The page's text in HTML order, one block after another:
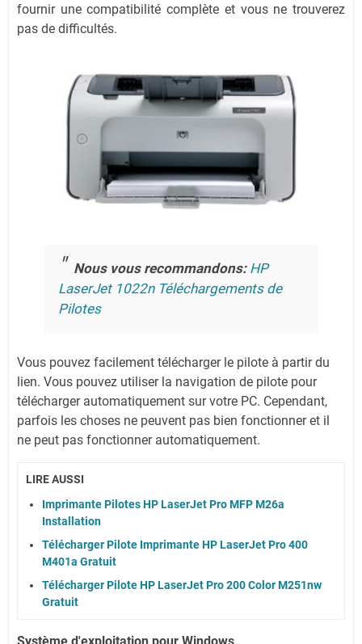
fournir une compatibilité complète et vous ne trouverez
pas de difficultés.
Nous vous recommandons: HP
LaserJet 1022n Téléchargements de
Pilotes
Vous pouvez facilement télécharger le pilote à partir du
lien. Vous pouvez utiliser la navigation de pilote pour
télécharger automatiquement sur votre PC. Cependant,
parfois les choses ne peuvent pas bien fonctionner et il
ne peut pas fonctionner automatiquement.
LIRE AUSSI
Imprimante Pilotes HP LaserJet Pro MFP M26a
Installation
Télécharger Pilote Imprimante HP LaserJet Pro 400
M401a Gratuit
Télécharger Pilote HP LaserJet Pro 200 Color M251nw
Gratuit